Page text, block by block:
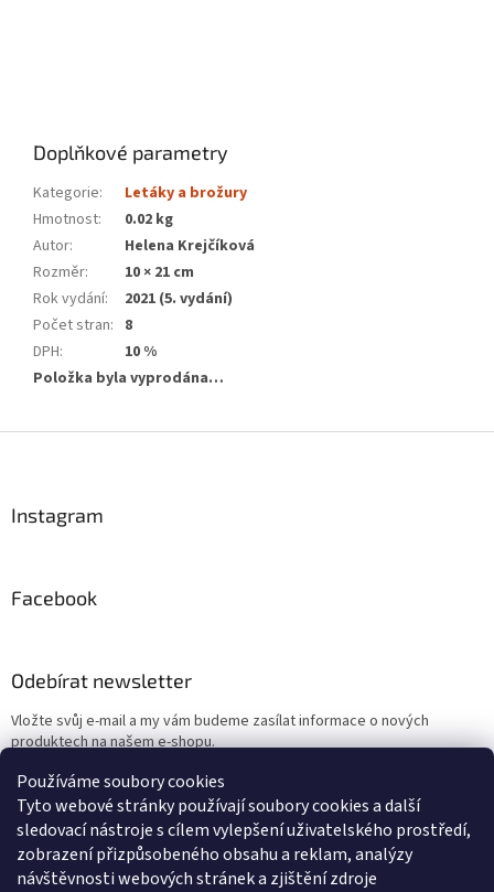
Používáme soubory cookies
Tyto webové stránky používají soubory cookies a další
sledovací nástroje s cílem vylepšení uživatelského prostředí,
zobrazení přizpůsobeného obsahu a reklam, analýzy
návštěvnosti webových stránek a zjištění zdroje
Doplňkové parametry
Kategorie:
Letáky a brožury
Hmotnost:
0.02 kg
Autor:
Helena Krejčíková
Rozměr:
10 × 21 cm
Rok vydání:
2021 (5. vydání)
Počet stran: 8
DPH:
10 %
Položka byla vyprodána…
Instagram
Facebook
Odebírat newsletter
Vložte svůj e-mail a my vám budeme zasílat informace o nových
produktech na našem e-shopu.
E-mail
Vložením e-mailu souhlasíte spodmínkami ochrany osobních údajů